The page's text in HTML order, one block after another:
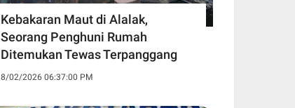
Kebakaran Maut di Alalak,
Seorang Penghuni Rumah
Ditemukan Tewas Terpanggang
8/02/2026 06:37:00 PM